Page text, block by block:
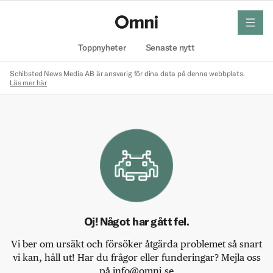
Toppnyheter Senaste nytt
meny
Schibsted News Media AB är ansvarig för dina data på denna webbplats.
Läs mer här
Oj! Något har gått fel.
Vi ber om ursäkt och försöker åtgärda problemet så snart
vi kan, håll ut! Har du frågor eller funderingar? Mejla oss